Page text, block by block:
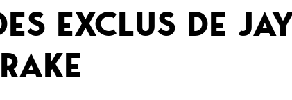
Playlists
Podcasts
Mixes
Clips
EXCLUS DE